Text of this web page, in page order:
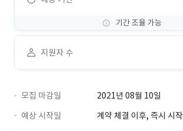
기간 조율 가능
지원자 수
모집 마감일
2021년 08월 10일
예상 시작일
계약 체결 이후, 즉시 시작